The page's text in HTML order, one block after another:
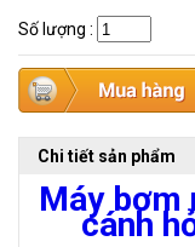
Số lượng :
Chi tiết sản phẩm
Máy bơm
cánh